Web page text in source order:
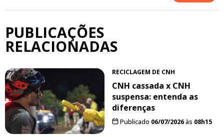
PUBLICAÇÕES
RELACIONADAS
RECICLAGEM DE CNH
CNH cassada x CNH
suspensa: entenda as
diferenças
Publicado 06/07/2026às 08h15